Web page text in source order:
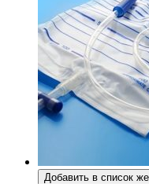
Добавить в список